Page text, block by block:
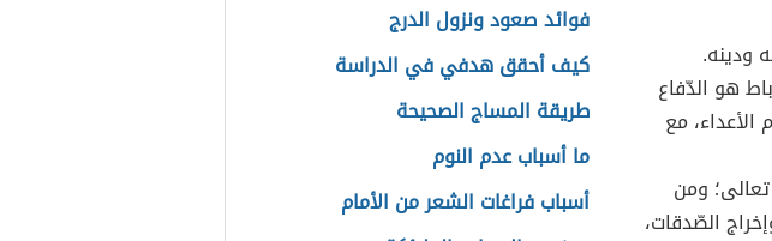
ودينه.
هو الدّفاع
مع
ومن
الصّدقات،
فوائد صعود ونزول الدرج
كيف أحقق هدفي في الدراسة
طريقة المساج الصحيحة
ما أسباب عدم النوم
أسباب فراغات الشعر من الأمام